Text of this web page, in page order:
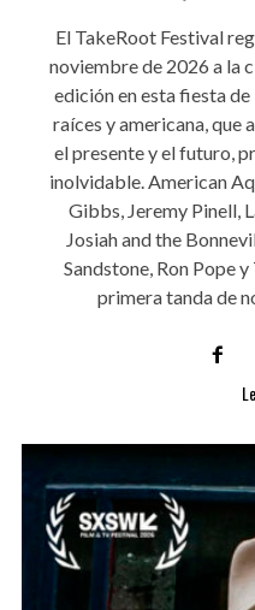
El TakeRoot Festival
noviembre de 2026 a la
edición en esta fiesta
raíces y americana, que
el presente y el futuro,
inolvidable. American
Gibbs, Jeremy Pinell,
Josiah and the
Sandstone, Ron Pope
primera tanda de